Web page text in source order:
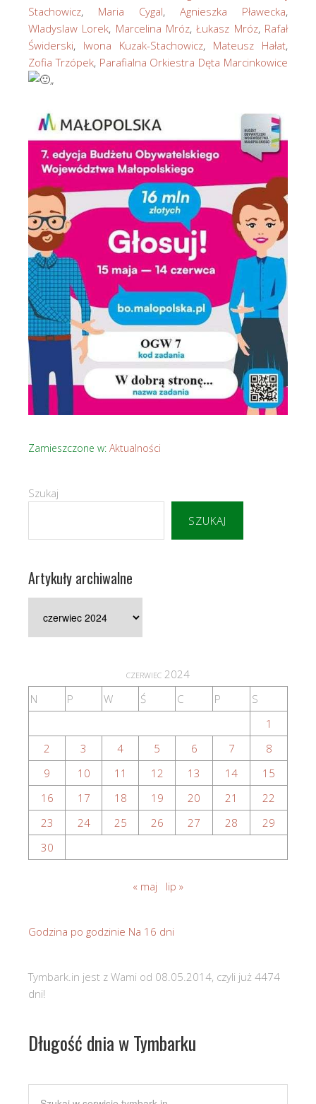
Stachowicz, Maria Cygal, Agnieszka Pławecka,
Wladyslaw Lorek, Marcelina Mróz,Łukasz Mróz, Rafał
Świderski, Iwona Kuzak-Stachowicz, Mateusz Hałat,
Zofia Trzópek, Parafialna Orkiestra Dęta Marcinkowice
„
Zamieszczone w: Aktualności
Szukaj
SZUKAJ
Artykuły archiwalne
archiwalne
czerwiec 2024
N
P W Ś C P
S
1
2
3 4 5 6 7
8
9
10 11 12 13 14
15
16
17 18 19 20 21
22
23
24 25 26 27 28
29
30
« maj lip »
Godzina po godzinie Na 16 dni
Tymbark.in jest z Wami od 08.05.2014, czyli już 4474
dni!
Długość dnia w Tymbarku